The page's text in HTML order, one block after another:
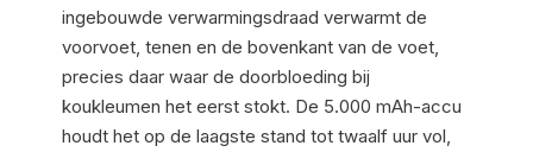
ingebouwde verwarmingsdraad verwarmt de
voorvoet, tenen en de bovenkant van de voet,
precies daar waar de doorbloeding bij
koukleumen het eerst stokt. De 5.000 mAh-accu
houdt het op de laagste stand tot twaalf uur vol,